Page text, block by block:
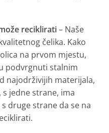
reciklirati– Naše
čelika. Kako
na prvom mjestu,
podvrgnuti stalnim
najodrživijih materijala,
jedne strane, ima
druge strane da se na